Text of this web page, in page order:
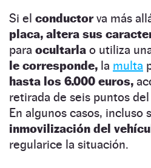
Si el conductorva más
placa, altera sus
para ocultarla o utiliza
le corresponde, la multa
hasta los 6.000 euros,
retirada de seis puntos
En algunos casos, incluso
inmovilización del
regularice la situación.